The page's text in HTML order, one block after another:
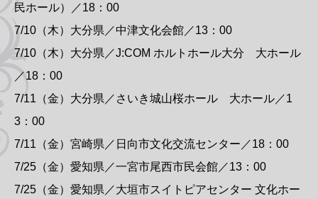
民ホール）／18：00
7/10（木）大分県／中津文化会館／13：00
7/10（木）大分県／J:COM ホルトホール大分 大ホール
／18：00
7/11（金）大分県／さいき城山桜ホール 大ホール／1
3：00
7/11（金）宮崎県／日向市文化交流センター／18：00
7/25（金）愛知県／一宮市尾西市民会館／13：00
7/25（金）愛知県／大垣市スイトピアセンター 文化ホー